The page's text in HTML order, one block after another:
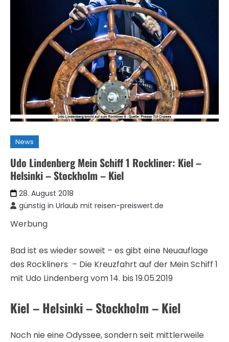
News
Udo Lindenberg Mein Schiff 1 Rockliner: Kiel –
Helsinki – Stockholm – Kiel
28. August 2018
günstig in Urlaub mit reisen-preiswert.de
Werbung
Bad ist es wieder soweit – es gibt eine Neuauflage
des Rockliners – Die Kreuzfahrt auf der Mein Schiff 1
mit Udo Lindenberg vom 14. bis 19.05.2019
Kiel – Helsinki – Stockholm – Kiel
Noch nie eine Odyssee, sondern seit mittlerweile